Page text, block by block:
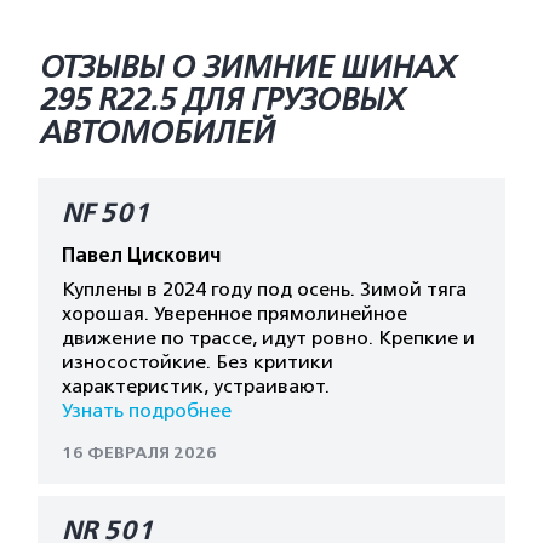
ОТЗЫВЫ О ЗИМНИЕ ШИНАХ
295 R22.5 ДЛЯ ГРУЗОВЫХ
АВТОМОБИЛЕЙ
NF 501
Павел Цискович
Куплены в 2024 году под осень. Зимой тяга
хорошая. Уверенное прямолинейное
движение по трассе, идут ровно. Крепкие и
износостойкие. Без критики
характеристик, устраивают.
Узнать подробнее
16 ФЕВРАЛЯ 2026
NR 501